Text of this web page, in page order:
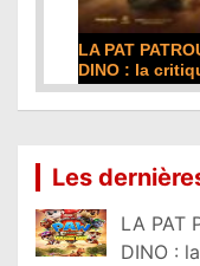
LA PAT
DINO : la
Les
LA PAT
DINO :